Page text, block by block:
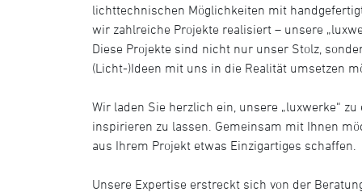
lichttechnischen Möglichkeiten mit
wir zahlreiche Projekte realisiert – unsere
Diese Projekte sind nicht nur unser Stolz,
(Licht-)Ideen mit uns in die Realität umsetzen
Wir laden Sie herzlich ein, unsere „luxwerke“
inspirieren zu lassen. Gemeinsam mit Ihnen
aus Ihrem Projekt etwas Einzigartiges schaffen.
Unsere Expertise erstreckt sich von der